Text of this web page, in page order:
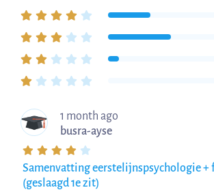
1 month ago
busra-ayse
Samenvatting eerstelijnspsychologie +
(geslaagd 1e zit)